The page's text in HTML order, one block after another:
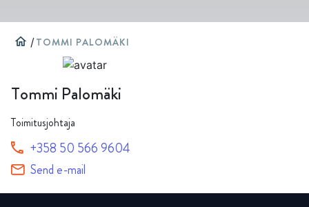
home /TOMMI PALOMÄKI
Tommi Palomäki
Toimitusjohtaja
+358 50 566 9604
Send e-mail